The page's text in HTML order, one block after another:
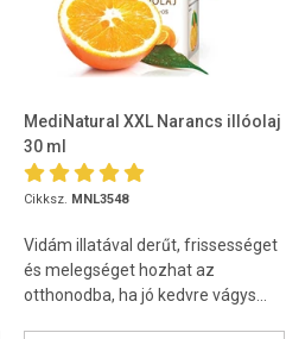
MediNatural XXL Narancs illóolaj
30 ml
Cikksz. MNL3548
Vidám illatával derűt, frissességet
és melegséget hozhat az
otthonodba, ha jó kedvre vágys...